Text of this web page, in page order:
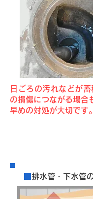
日ごろの汚れなどが
の損傷につながる場合
早めの対処が大切です。
排水管・下水管